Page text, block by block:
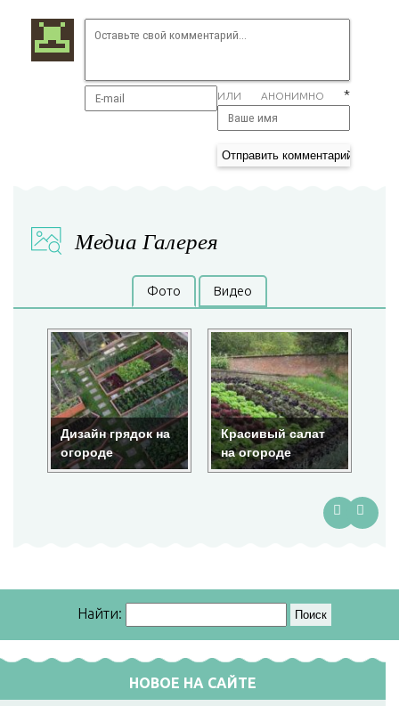
ИЛИ АНОНИМНО *
Медиа Галерея
Фото Видео
Дизайн грядок на
огороде
Красивый салат
на огороде
Найти:
НОВОЕ НА САЙТЕ